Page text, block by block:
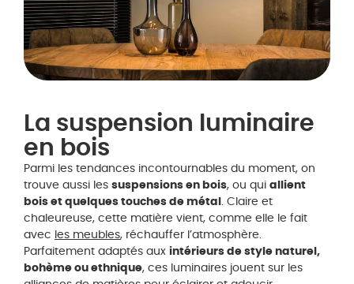
La suspension luminaire
en bois
Parmi les tendances incontournables du moment, on
trouve aussi les suspensions en bois, ou qui allient
bois et quelques touches de métal . Claire et
chaleureuse, cette matière vient, comme elle le fait
avec les meubles, réchauffer l’atmosphère.
Parfaitement adaptés aux intérieurs de style naturel,
bohème ou ethnique, ces luminaires jouent sur les